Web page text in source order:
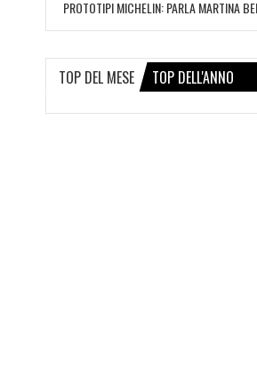
PROTOTIPI MICHELIN: PARLA MARTINA
TOP DEL MESE TOP DELL'ANNO